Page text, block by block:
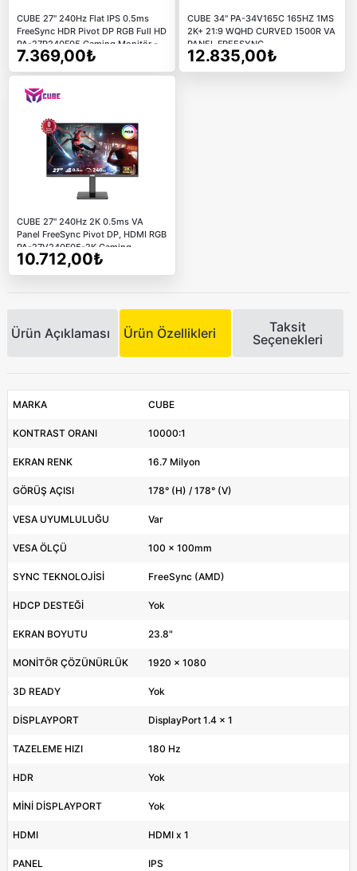
CUBE 27" 240Hz Flat IPS 0.5ms
FreeSync HDR Pivot DP RGB Full HD
PA-27P240F05 Gaming Monitör -
Sıfır Ölü Piksel Garantili
7.369,00₺
CUBE 34" PA-34V165C 165HZ 1MS
2K+ 21:9 WQHD CURVED 1500R VA
PANEL FREESYNC
DP+HDMI+TYPE-C Pivot Gaming
Monitör
12.835,00₺
CUBE 27" 240Hz 2K 0.5ms VA
Panel FreeSync Pivot DP, HDMI RGB
PA-27V240F05-2K Gaming
Monitör
10.712,00₺
Ürün Açıklaması Ürün Özellikleri
Taksit
Seçenekleri
MARKA CUBE
KONTRAST ORANI 10000:1
EKRAN RENK 16.7 Milyon
GÖRÜŞ AÇISI 178° (H) / 178° (V)
VESA UYUMLULUĞU Var
VESA ÖLÇÜ 100 x 100mm
SYNC TEKNOLOJİSİ FreeSync (AMD)
HDCP DESTEĞİ Yok
EKRAN BOYUTU 23.8"
MONİTÖR ÇÖZÜNÜRLÜK 1920 x 1080
3D READY Yok
DİSPLAYPORT DisplayPort 1.4 x 1
TAZELEME HIZI 180 Hz
HDR Yok
MİNİ DİSPLAYPORT Yok
HDMI HDMI x 1
PANEL IPS